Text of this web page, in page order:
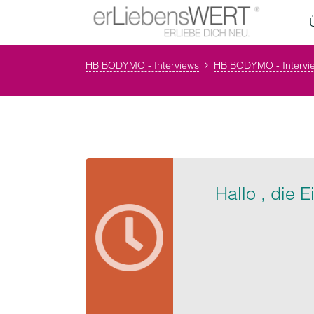
HB BODYMO - Interviews HB BODYMO -
Hallo , die